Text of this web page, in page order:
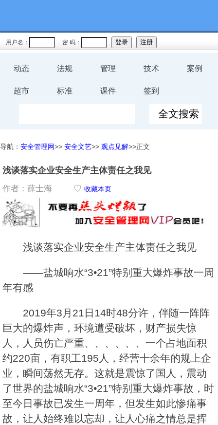
用户名： 密 码：
动态 法规 管理 技术 案例
超市 标准 课件 签到
导航： 安全管理网>> 安全文艺>> 观点见解>>正文
浅谈落实企业安全生产主体责任之我见
作者：薛士海 ♡ 收藏本页
浅谈落实企业安全生产主体责任之我见
——盐城响水“3•21”特别重大爆炸事故一周
年有感
2019年3月21日14时48分许，伴随一阵阵
巨大的爆炸声，环境遭受破坏，财产损失惊
人，人员伤亡严重、、、、、、一个占地面积
约220亩，有职工195人，经营十余年的规上企
业，瞬间荡然无存。这就是震惊了国人，震动
了世界的盐城响水“3•21”特别重大爆炸事故，时
至今日事故已发生一周年，但发生如此惨痛事
故，让人始终难以忘却，让人心痛之情总是挥